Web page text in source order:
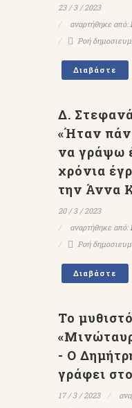
23 / 3 / 2023
αναρτήθηκε από:
Ροή
Διαβάστε
Δ.
«Ήταν
να γράψω
χρόνια
την Άννα
20 / 3 / 2023
αναρτήθηκε από:
Ροή
Διαβάστε
Το
- Ο
γράφει
17 / 3 / 2023